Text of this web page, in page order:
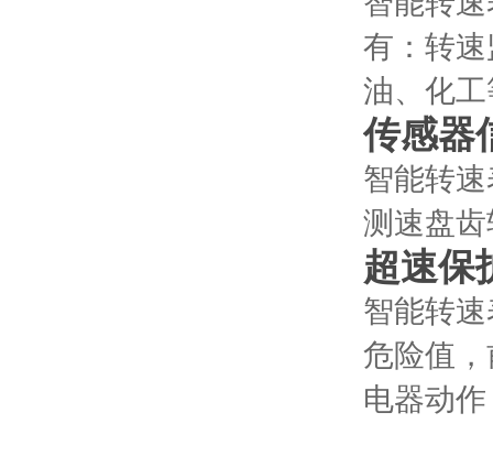
有：转
油、化
传感器
智能转
测速盘齿
超速保
智能转
危险值
电器动